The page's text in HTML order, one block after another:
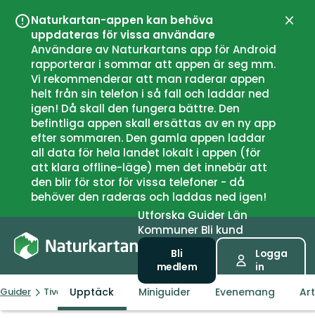
Naturkartan-appen kan behöva
uppdateras för vissa användare
Användare av Naturkartans app för Android
rapporterar i sommar att appen är seg mm.
Vi rekommenderar att man raderar appen
helt från sin telefon i så fall och laddar ned
igen! Då skall den fungera bättre. Den
befintliga appen skall ersättas av en ny app
efter sommaren. Den gamla appen laddar
all data för hela landet lokalt i appen (för
att klara offline-läge) men det innebär att
den blir för stor för vissa telefoner - då
behöver den raderas och laddas ned igen!
UtforskaGuiderLän
Kommuner Bli kund
Bli
medlem
Logga
in
Guider TivedenUpptäck Miniguider Evenemang